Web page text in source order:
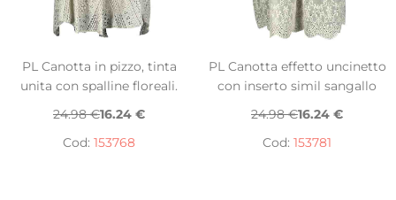
PL Canotta in pizzo, tinta
unita con spalline floreali.
24.98 €16.24 €
Cod: 153768
PL Canotta effetto uncinetto
con inserto simil sangallo
24.98 €16.24 €
Cod: 153781